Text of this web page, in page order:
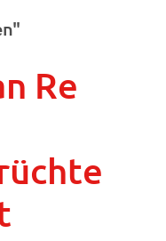
Re